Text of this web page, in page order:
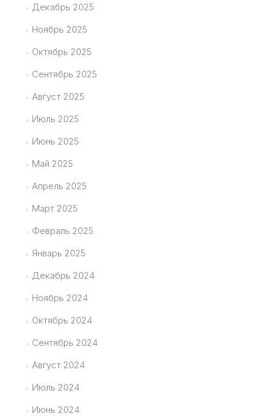
Декабрь 2025
Ноябрь 2025
Октябрь 2025
Сентябрь 2025
Август 2025
Июль 2025
Июнь 2025
Май 2025
Апрель 2025
Март 2025
Февраль 2025
Январь 2025
Декабрь 2024
Ноябрь 2024
Октябрь 2024
Сентябрь 2024
Август 2024
Июль 2024
Июнь 2024